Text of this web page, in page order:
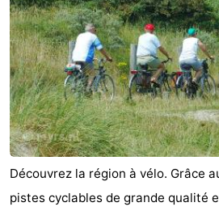
Nature
Schoorlse
Duinen
-
Bergen
aan
Zee
-
Bergen
-
Alkmaar
-
Noordhollands
duinreservaat
-
Wijk
-
Découvrez la région à vélo. Grâce
pistes cyclables de grande qualité